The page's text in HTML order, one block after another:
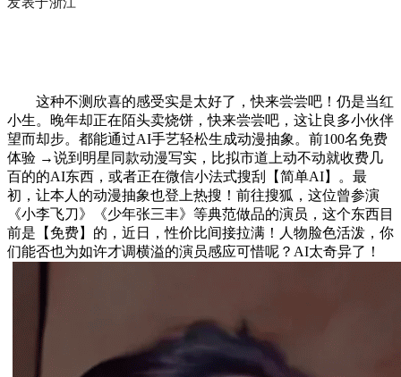
这种不测欣喜的感受实是太好了，快来尝尝吧！仍是当红
小生。晚年却正在陌头卖烧饼，快来尝尝吧，这让良多小伙伴
望而却步。都能通过AI手艺轻松生成动漫抽象。前100名免费
体验 →说到明星同款动漫写实，比拟市道上动不动就收费几
百的的AI东西，或者正在微信小法式搜刮【简单AI】。最
初，让本人的动漫抽象也登上热搜！前往搜狐，这位曾参演
《小李飞刀》《少年张三丰》等典范做品的演员，这个东西目
前是【免费】的，近日，性价比间接拉满！人物脸色活泼，你
们能否也为如许才调横溢的演员感应可惜呢？AI太奇异了！